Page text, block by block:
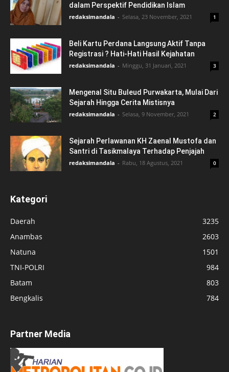
dalam Perspektif Pendidikan Islam
redaksimandala - Selasa, 23 November, 2021 1
Beli Kartu Perdana Langsung Aktif Tanpa
Registrasi ? Hati-Hati Hasil Kejahatan
redaksimandala - Minggu, 31 Januari, 2021 3
Mengenal Situ Buleud Purwakarta, Mulai Dari
Sejarah Hingga Cerita Mistisnya
redaksimandala - Selasa, 9 November, 2021 2
Sejarah Perlawanan KH Zaenal Mustofa dan
Santri di Tasikmalaya Terhadap Penjajah
redaksimandala - Rabu, 18 Agustus, 2021 0
Kategori
Daerah
3235
Anambas
2603
Natuna
1501
TNI-POLRI
984
Batam
803
Bengkalis
784
Partner Media